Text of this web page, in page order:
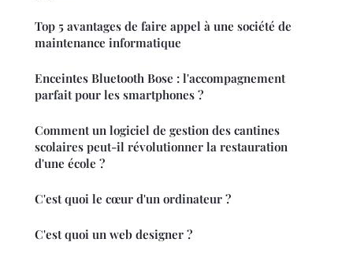
Top 5 avantages de faire appel à une société de
maintenance informatique
Enceintes Bluetooth Bose : l'accompagnement
parfait pour les smartphones ?
Comment un logiciel de gestion des cantines
scolaires peut-il révolutionner la restauration
d'une école ?
C'est quoi le cœur d'un ordinateur ?
C'est quoi un web designer ?